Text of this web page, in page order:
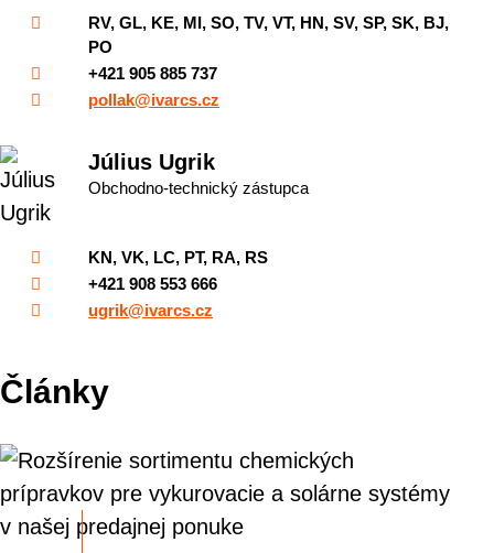
RV, GL, KE, MI, SO, TV, VT, HN, SV, SP, SK, BJ,
PO
+421 905 885 737
pollak@ivarcs.cz
Július Ugrik
Obchodno-technický zástupca
KN, VK, LC, PT, RA, RS
+421 908 553 666
ugrik@ivarcs.cz
Články